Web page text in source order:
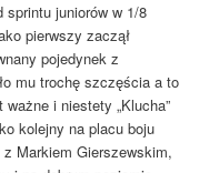
sprintu juniorów w 1/8
pierwszy zaczął
pojedynek z
mu trochę szczęścia a to
i niestety „Klucha”
kolejny na placu boju
Markiem Gierszewskim,